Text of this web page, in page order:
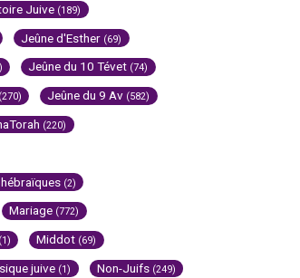
Juive (189)
Jeûne d'Esther (69)
Jeûne du 10 Tévet (74)
(270) Jeûne du 9 Av (582)
(220)
(2)
Mariage (772)
(1) Middot (69)
juive (1) Non-Juifs (249)